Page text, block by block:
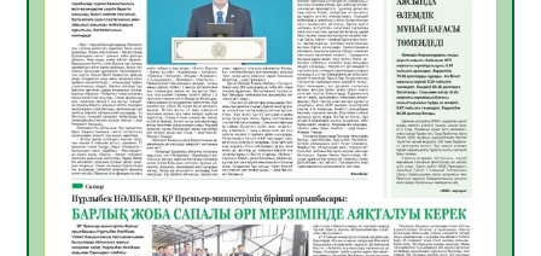
06.08.2026
30
АПВ вакцинасы туралы мәлімет
06.08.2026
31
Open Air: Қызылорда облысы полиция
департаменті 20 мыңнан астам
көрерменнің қауіпсіздігін қамтамасыз етті
06.08.2026
41